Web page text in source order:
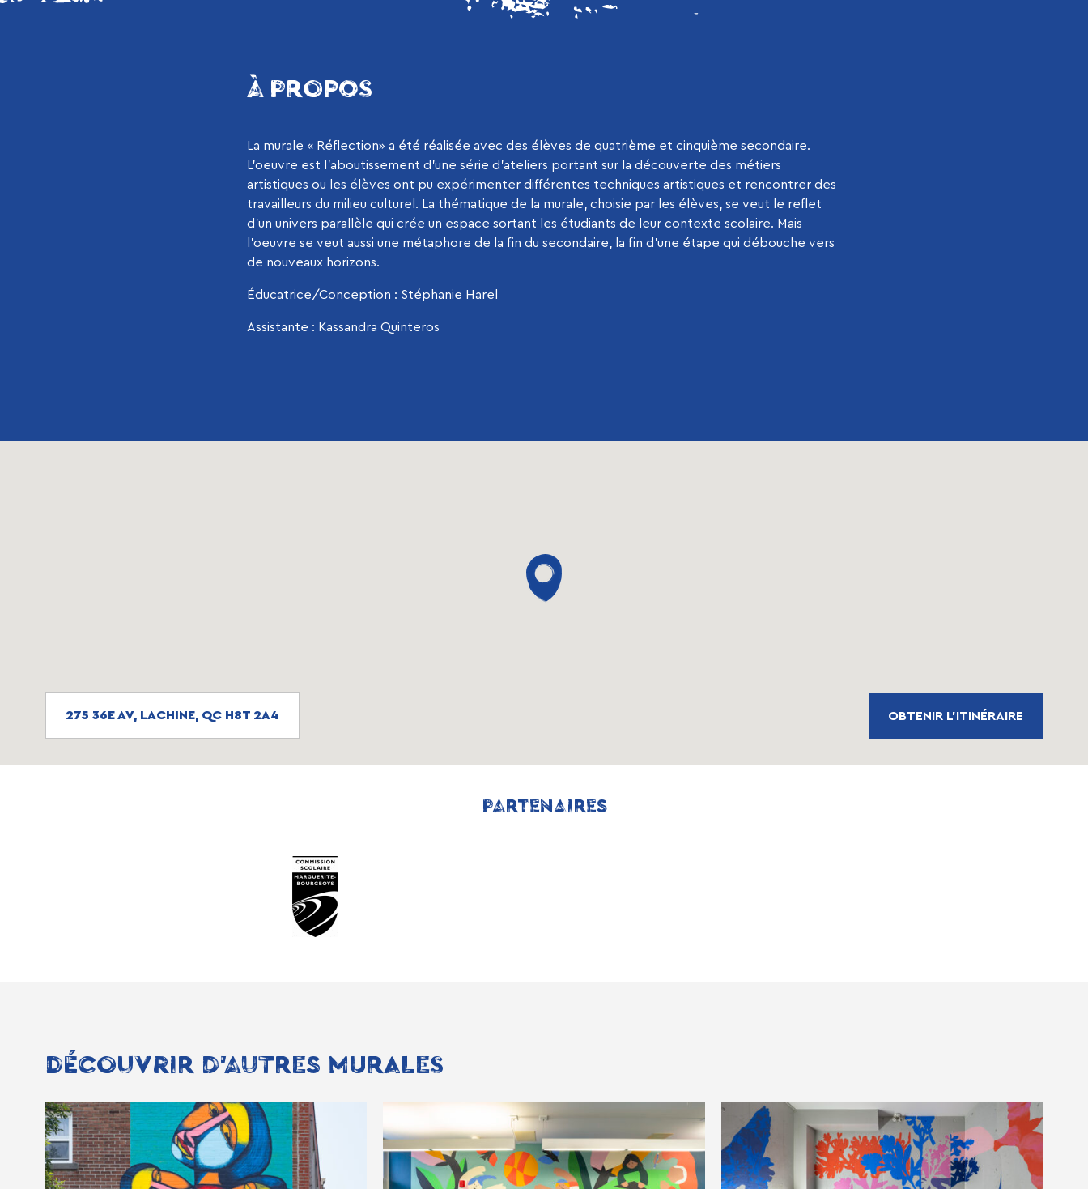
À PROPOS
La murale « Réflection» a été réalisée avec des élèves de quatrième et cinquième secondaire.
L’oeuvre est l’aboutissement d’une série d’ateliers portant sur la découverte des métiers
artistiques ou les élèves ont pu expérimenter différentes techniques artistiques et rencontrer des
travailleurs du milieu culturel. La thématique de la murale, choisie par les élèves, se veut le reflet
d’un univers parallèle qui crée un espace sortant les étudiants de leur contexte scolaire. Mais
l’oeuvre se veut aussi une métaphore de la fin du secondaire, la fin d’une étape qui débouche vers
de nouveaux horizons.
Éducatrice/Conception : Stéphanie Harel
Assistante : Kassandra Quinteros
275 36E AV, LACHINE, QC H8T 2A4 OBTENIR L'ITINÉRAIRE
PARTENAIRES
DÉCOUVRIR D'AUTRES MURALES